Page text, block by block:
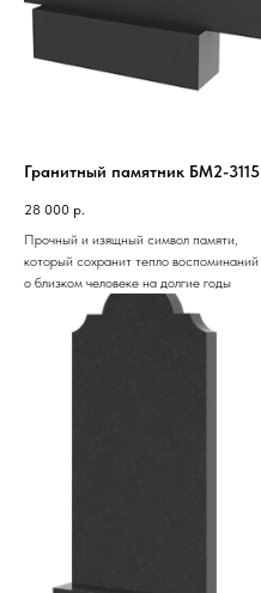
Гранитный памятник БМ2-3115
28 000 р.
Прочный и изящный символ памяти,
который сохранит тепло воспоминаний
о близком человеке на долгие годы